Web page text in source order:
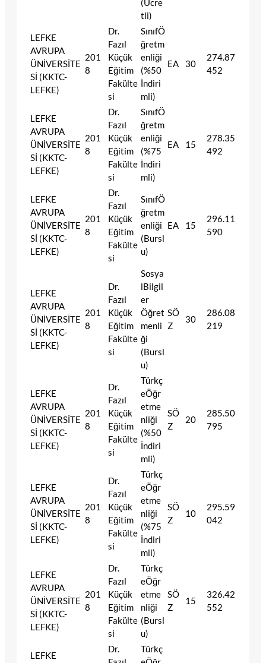
(Ücre
tli)
LEFKE
AVRUPA
ÜNİVERSİTE
Sİ (KKTC-
LEFKE)
201
8
Dr.
Fazıl
Küçük
Eğitim
Fakülte
si
SınıfÖ
ğretm
enliği
(%50
İndiri
mli)
EA 30
274.87
452
LEFKE
AVRUPA
ÜNİVERSİTE
Sİ (KKTC-
LEFKE)
201
8
Dr.
Fazıl
Küçük
Eğitim
Fakülte
si
SınıfÖ
ğretm
enliği
(%75
İndiri
mli)
EA 15
278.35
492
LEFKE
AVRUPA
ÜNİVERSİTE
Sİ (KKTC-
LEFKE)
201
8
Dr.
Fazıl
Küçük
Eğitim
Fakülte
si
SınıfÖ
ğretm
enliği
(Bursl
u)
EA 15
296.11
590
LEFKE
AVRUPA
ÜNİVERSİTE
Sİ (KKTC-
LEFKE)
201
8
Dr.
Fazıl
Küçük
Eğitim
Fakülte
si
Sosya
lBilgil
er
Öğret
menli
ği
(Bursl
u)
SÖ
Z
30
286.08
219
LEFKE
AVRUPA
ÜNİVERSİTE
Sİ (KKTC-
LEFKE)
201
8
Dr.
Fazıl
Küçük
Eğitim
Fakülte
si
Türkç
eÖğr
etme
nliği
(%50
İndiri
mli)
SÖ
Z
20
285.50
795
LEFKE
AVRUPA
ÜNİVERSİTE
Sİ (KKTC-
LEFKE)
201
8
Dr.
Fazıl
Küçük
Eğitim
Fakülte
si
Türkç
eÖğr
etme
nliği
(%75
İndiri
mli)
SÖ
Z
10
295.59
042
LEFKE
AVRUPA
ÜNİVERSİTE
Sİ (KKTC-
LEFKE)
201
8
Dr.
Fazıl
Küçük
Eğitim
Fakülte
si
Türkç
eÖğr
etme
nliği
(Bursl
u)
SÖ
Z
15
326.42
552
LEFKE
Dr.
Türkç